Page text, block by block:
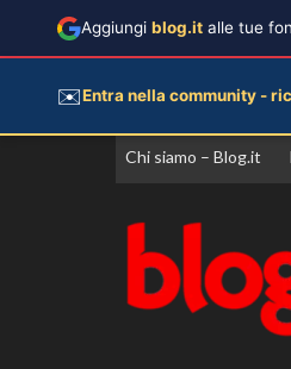
Vai
Chi siamo – Blog.it
Aggiungi blog.it alle tue
✉️Entra nella community -